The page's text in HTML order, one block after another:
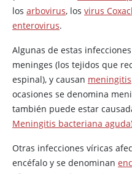
los arbovirus, los virus
enterovirus.
Algunas de estas
meninges (los tejidos que
espinal), y causan meningitis
ocasiones se denomina
también puede estar
Meningitis bacteriana aguda
Otras infecciones víricas
encéfalo y se denominan